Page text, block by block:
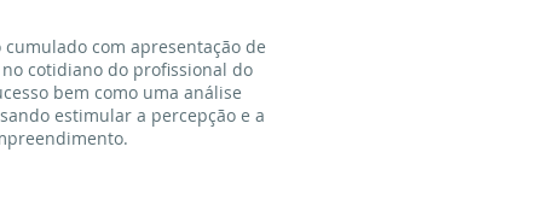
com apresentação de
cotidiano do profissional do
bem como uma análise
estimular a percepção e a